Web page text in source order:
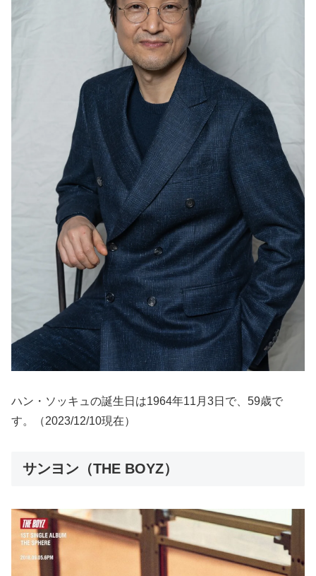
ハン・ソッキュの誕生日は1964年11月3日で、59歳で
す。（2023/12/10現在）
サンヨン（THE BOYZ）